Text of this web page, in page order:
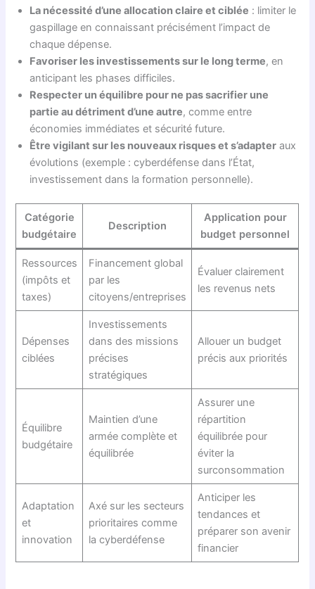
La nécessité d’une allocation claire et ciblée : limiter le
gaspillage en connaissant précisément l’impact de
chaque dépense.
Favoriser les investissements sur le long terme, en
anticipant les phases difficiles.
Respecter un équilibre pour ne pas sacrifier une
partie au détriment d’une autre, comme entre
économies immédiates et sécurité future.
Être vigilant sur les nouveaux risques et s’adapter aux
évolutions (exemple : cyberdéfense dans l’État,
investissement dans la formation personnelle).
Catégorie
budgétaire
Description
Application pour
budget personnel
Ressources
(impôts et
taxes)
Financement global
par les
citoyens/entreprises
Évaluer clairement
les revenus nets
Dépenses
ciblées
Investissements
dans des missions
précises
stratégiques
Allouer un budget
précis aux priorités
Équilibre
budgétaire
Maintien d’une
armée complète et
équilibrée
Assurer une
répartition
équilibrée pour
éviter la
surconsommation
Adaptation
et
innovation
Axé sur les secteurs
prioritaires comme
la cyberdéfense
Anticiper les
tendances et
préparer son avenir
financier